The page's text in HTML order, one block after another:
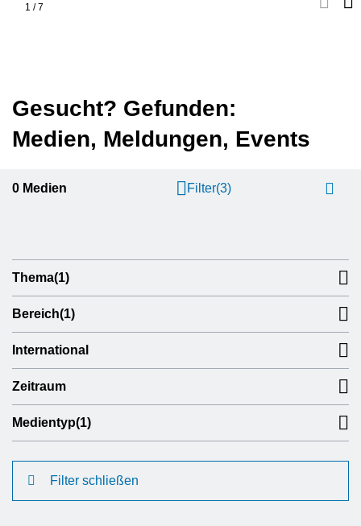
1 /7
Gesucht? Gefunden:
Medien, Meldungen, Events
0 Medien Filter(3)
Thema(1)
Bereich(1)
International
Zeitraum
Medientyp(1)
Filter schließen